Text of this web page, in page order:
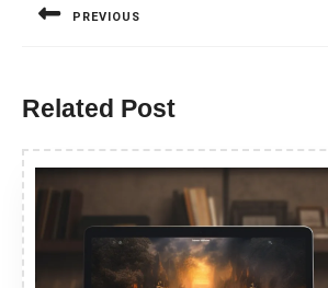
PREVIOUS
Related Post